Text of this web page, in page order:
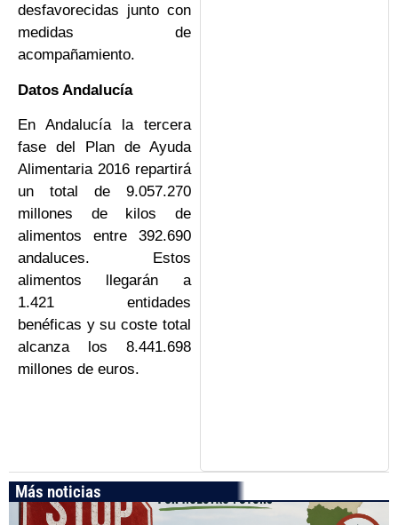
desfavorecidas junto con
medidas de
acompañamiento.
Datos Andalucía
En Andalucía la tercera
fase del Plan de Ayuda
Alimentaria 2016 repartirá
un total de 9.057.270
millones de kilos de
alimentos entre 392.690
andaluces. Estos
alimentos llegarán a
1.421 entidades
benéficas y su coste total
alcanza los 8.441.698
millones de euros.
Más noticias